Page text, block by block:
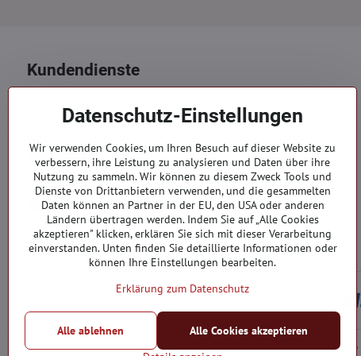
Kundendienste
Reklamation
Kontakte
Bestellungen
Bestellstatus
©
Datenschutz-Einstellungen
Wir verwenden Cookies, um Ihren Besuch auf dieser Website zu
verbessern, ihre Leistung zu analysieren und Daten über ihre
Nutzung zu sammeln. Wir können zu diesem Zweck Tools und
Dienste von Drittanbietern verwenden, und die gesammelten
Daten können an Partner in der EU, den USA oder anderen
Ländern übertragen werden. Indem Sie auf „Alle Cookies
akzeptieren" klicken, erklären Sie sich mit dieser Verarbeitung
einverstanden. Unten finden Sie detaillierte Informationen oder
können Ihre Einstellungen bearbeiten.
Erklärung zum Datenschutz
Alle Cookies akzeptieren
Alle ablehnen